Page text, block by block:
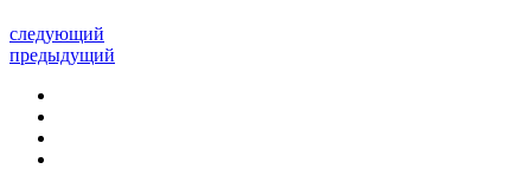
следующий
предыдущий